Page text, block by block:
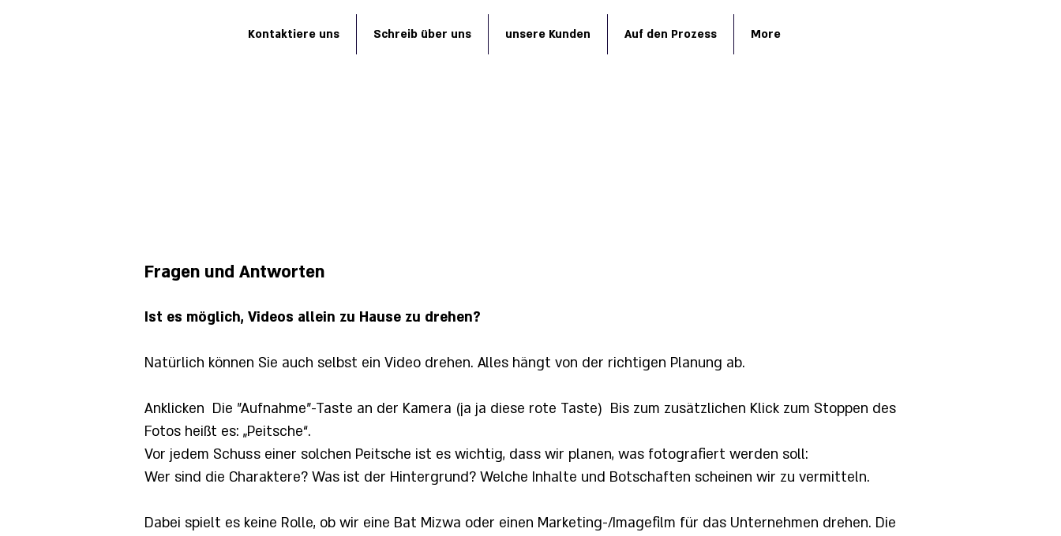
Kontaktiere uns Schreib über uns unsere Kunden Auf den Prozess More
Fragen und Antworten
Ist es möglich, Videos allein zu Hause zu drehen?
Natürlich können Sie auch selbst ein Video drehen. Alles hängt von der richtigen Planung ab.
Anklicken Die "Aufnahme"-Taste an der Kamera (ja ja diese rote Taste) Bis zum zusätzlichen Klick zum Stoppen des
Fotos heißt es: „Peitsche“.
Vor jedem Schuss einer solchen Peitsche ist es wichtig, dass wir planen, was fotografiert werden soll:
Wer sind die Charaktere? Was ist der Hintergrund? Welche Inhalte und Botschaften scheinen wir zu vermitteln.
Dabei spielt es keine Rolle, ob wir eine Bat Mizwa oder einen Marketing-/Imagefilm für das Unternehmen drehen. Die